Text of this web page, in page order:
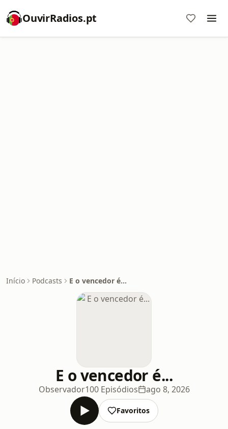
OuvirRadios.pt
Início Podcasts E o vencedor é...
E o vencedor é...
Observador100 Episódios ago 8, 2026
Favoritos